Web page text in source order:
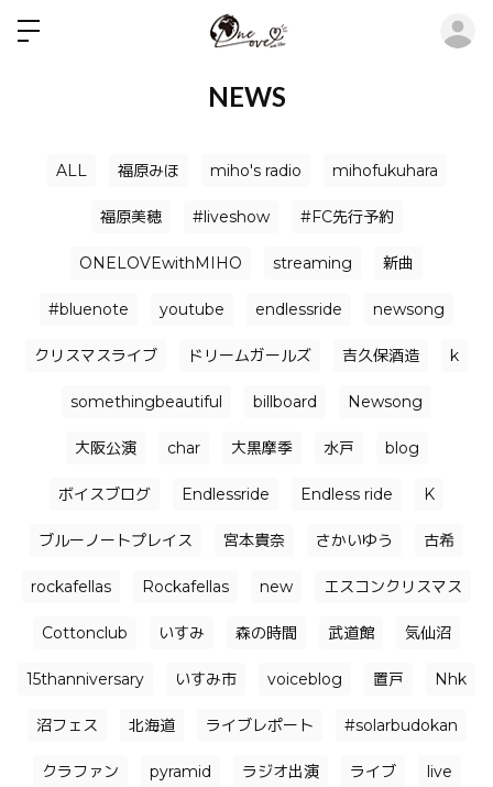
NEWS
ALL 福原みほ miho's radio mihofukuhara
福原美穂 #liveshow #FC先行予約
ONELOVEwithMIHO streaming 新曲
#bluenote youtube endlessride newsong
クリスマスライブ ドリームガールズ 吉久保酒造 k
somethingbeautiful billboard Newsong
大阪公演 char 大黒摩季 水戸 blog
ボイスブログ Endlessride Endless ride K
ブルーノートプレイス 宮本貴奈 さかいゆう 古希
rockafellas Rockafellas new エスコンクリスマス
Cottonclub いすみ 森の時間 武道館 気仙沼
15thanniversary いすみ市 voiceblog 置戸 Nhk
沼フェス 北海道 ライブレポート #solarbudokan
クラファン pyramid ラジオ出演 ライブ live